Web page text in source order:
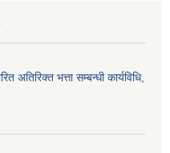
अतिरिक्त भत्ता सम्बन्धी कार्यविधि,